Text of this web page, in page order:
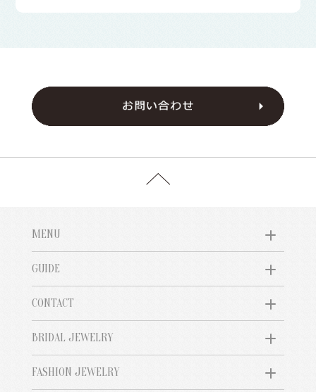
MENU
GUIDE
CONTACT
BRIDAL JEWELRY
FASHION JEWELRY